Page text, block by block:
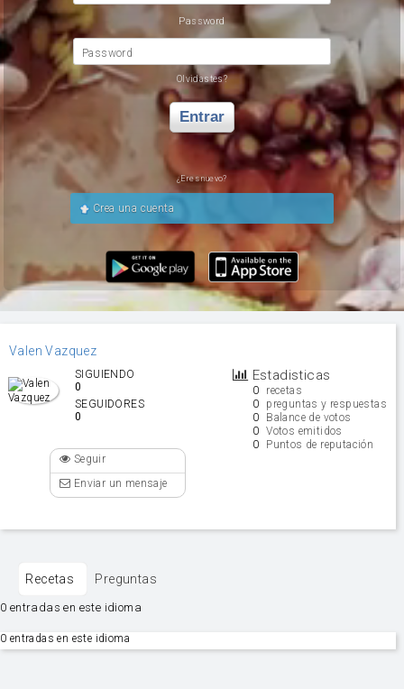
Password
Password
Olvidastes?
Entrar
¿Eres nuevo?
Crea una cuenta
Valen Vazquez
Estadisticas
0 recetas
0 preguntas y respuestas
0 Balance de votos
0 Votos emitidos
0 Puntos de reputación
SIGUIENDO
0
SEGUIDORES
0
Seguir
Enviar un mensaje
Recetas Preguntas
0 entradas en este idioma
0 entradas en este idioma